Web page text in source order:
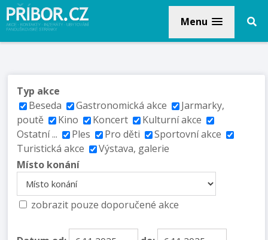
Menu
Typ akce
Beseda
Gastronomická akce
Jarmarky,
poutě
Kino Koncert
Kulturní akce
Ostatní ...
Ples Pro děti
Sportovní akce
Turistická akce
Výstava, galerie
Místo konání
zobrazit pouze doporučené akce